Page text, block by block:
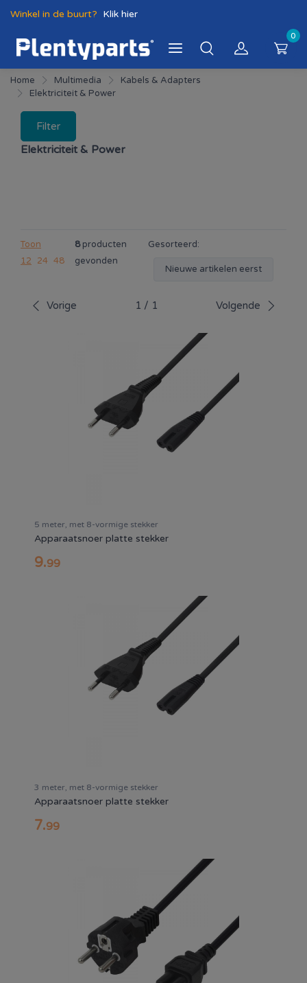
Winkel in de buurt? Klik hier
0
Home Multimedia
Kabels & Adapters
Elektriciteit & Power
Filter
Elektriciteit & Power
Toon
12
24 48
8producten
gevonden
Gesorteerd:
Nieuwe artikelen eerst
Vorige 1 / 1 Volgende
5 meter, met 8-vormige stekker
Apparaatsnoer platte stekker
9.99
3 meter, met 8-vormige stekker
Apparaatsnoer platte stekker
7.99